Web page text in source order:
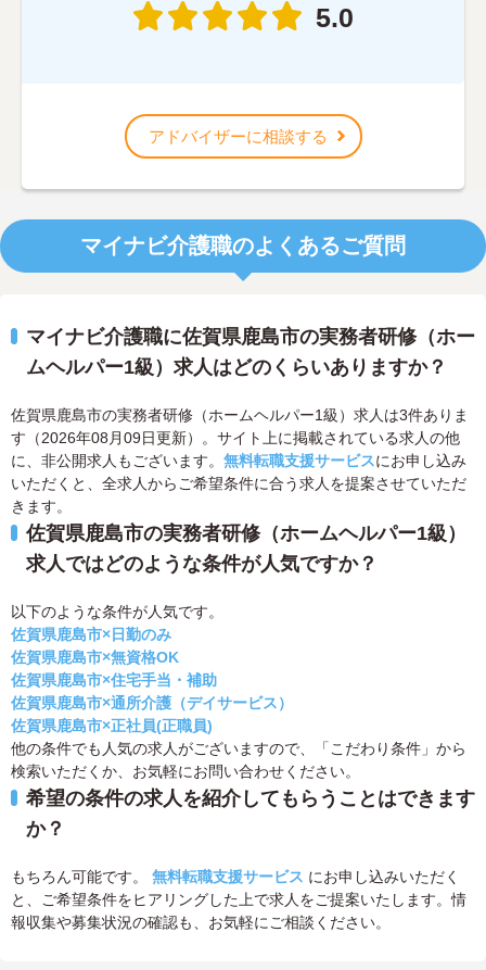
5.0
アドバイザーに相談する
マイナビ介護職のよくあるご質問
マイナビ介護職に佐賀県鹿島市の実務者研修（ホー
ムヘルパー1級）求人はどのくらいありますか？
佐賀県鹿島市の実務者研修（ホームヘルパー1級）求人は3件ありま
す（2026年08月09日更新）。サイト上に掲載されている求人の他
に、非公開求人もございます。 無料転職支援サービスにお申し込み
いただくと、全求人からご希望条件に合う求人を提案させていただ
きます。
佐賀県鹿島市の実務者研修（ホームヘルパー1級）
求人ではどのような条件が人気ですか？
以下のような条件が人気です。
佐賀県鹿島市×日勤のみ
佐賀県鹿島市×無資格OK
佐賀県鹿島市×住宅手当・補助
佐賀県鹿島市×通所介護（デイサービス）
佐賀県鹿島市×正社員(正職員)
他の条件でも人気の求人がございますので、「こだわり条件」から
検索いただくか、お気軽にお問い合わせください。
希望の条件の求人を紹介してもらうことはできます
か？
もちろん可能です。 無料転職支援サービス にお申し込みいただく
と、ご希望条件をヒアリングした上で求人をご提案いたします。情
報収集や募集状況の確認も、お気軽にご相談ください。